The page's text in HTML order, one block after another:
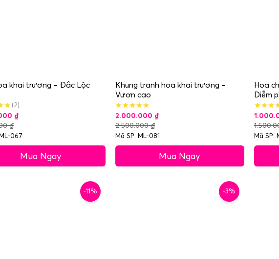
khai trương – Đắc Lộc
(2)
₫
₫
067
Mua Ngay
Khung tranh hoa khai trương –
Vươn cao
2.000.000 ₫
2.500.000₫
Mã SP: ML-081
Mua Ngay
Hoa
Diễm
Mã SP:
-11% -3%